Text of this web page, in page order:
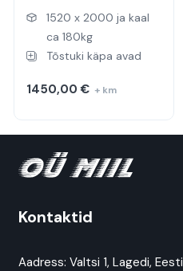
1520 x 2000 ja kaal
ca 180kg
Tõstuki käpa avad
1450,00€ + km
Kontaktid
Aadress: Valtsi 1, Lagedi, Eesti